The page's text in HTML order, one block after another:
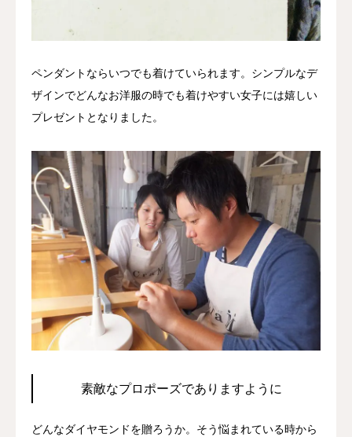
ペンダントならいつでも着けていられます。シンプルなデ
ザインでどんなお洋服の時でも着けやすい女子には嬉しい
プレゼントとなりました。
素敵なプロポーズでありますように
どんなダイヤモンドを贈ろうか。そう悩まれている時から